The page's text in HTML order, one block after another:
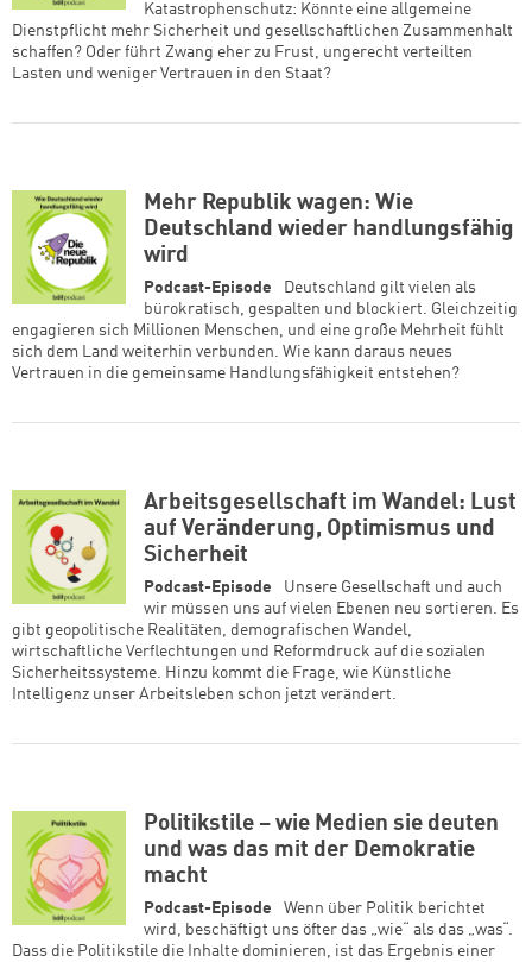
Katastrophenschutz: Könnte eine allgemeine
Dienstpflicht mehr Sicherheit und gesellschaftlichen Zusammenhalt
schaffen? Oder führt Zwang eher zu Frust, ungerecht verteilten
Lasten und weniger Vertrauen in den Staat?
Mehr Republik wagen: Wie
Deutschland wieder handlungsfähig
wird
Podcast-Episode
Deutschland gilt vielen als
bürokratisch, gespalten und blockiert. Gleichzeitig
engagieren sich Millionen Menschen, und eine große Mehrheit fühlt
sich dem Land weiterhin verbunden. Wie kann daraus neues
Vertrauen in die gemeinsame Handlungsfähigkeit entstehen?
Arbeitsgesellschaft im Wandel: Lust
auf Veränderung, Optimismus und
Sicherheit
Podcast-Episode
Unsere Gesellschaft und auch
wir müssen uns auf vielen Ebenen neu sortieren. Es
gibt geopolitische Realitäten, demografischen Wandel,
wirtschaftliche Verflechtungen und Reformdruck auf die sozialen
Sicherheitssysteme. Hinzu kommt die Frage, wie Künstliche
Intelligenz unser Arbeitsleben schon jetzt verändert.
Politikstile – wie Medien sie deuten
und was das mit der Demokratie
macht
Podcast-Episode
Wenn über Politik berichtet
wird, beschäftigt uns öfter das „wie“ als das „was“.
Dass die Politikstile die Inhalte dominieren, ist das Ergebnis einer